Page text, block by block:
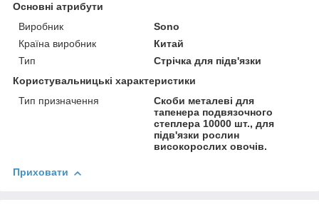
Основні атрибути
Виробник
Sono
Країна виробник
Китай
Тип
Стрічка для підв'язки
Користувальницькі характеристики
Тип призначення
Скоби металеві для
тапенера подвязочного
степлера 10000 шт., для
підв'язки рослин
високорослих овочів.
Приховати